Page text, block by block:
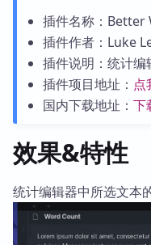
插件名称：
插件作者：Luke
插件说明：统计
插件项目地址： 点
国内下载地址： 下
效果&特性
统计编辑器中所选文本